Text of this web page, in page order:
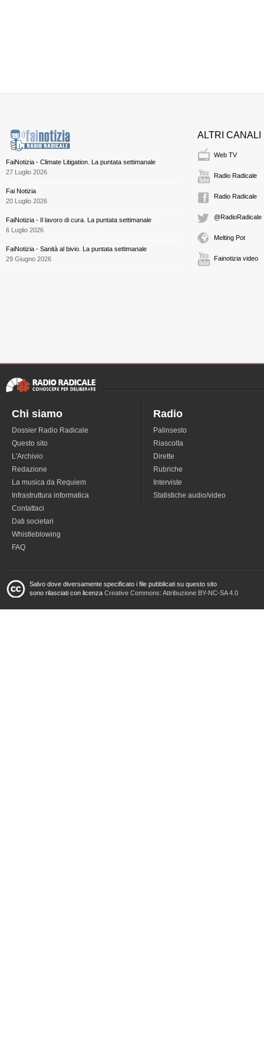
FaiNotizia - Climate Litigation. La puntata settimanale
27 Luglio 2026
Fai Notizia
20 Luglio 2026
FaiNotizia - Il lavoro di cura. La puntata settimanale
6 Luglio 2026
FaiNotizia - Sanità al bivio. La puntata settimanale
29 Giugno 2026
ALTRI CANALI
Web TV
Radio Radicale
Radio Radicale
@RadioRadicale
Melting Pot
Fainotizia video
Chi siamo
Dossier Radio Radicale
Questo sito
L'Archivio
Redazione
La musica da Requiem
Infrastruttura informatica
Contattaci
Dati societari
Whistleblowing
FAQ
Radio
Palinsesto
Riascolta
Dirette
Rubriche
Interviste
Statistiche audio/video
Salvo dove diversamente specificato i file pubblicati su questo sito
sono rilasciati con licenza Creative Commons: Attribuzione BY-NC-SA 4.0